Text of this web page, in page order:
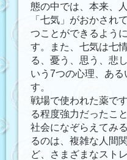
態の中では、本来、
「七気」がおかされ
つことができるよう
す。また、七気は七
る、憂う、思う、悲
いう7つの心理、ある
す。
戦場で使われた薬で
る程度強力だったこ
社会になぞらえてみ
るのは、複雑な人間
ど、さまざまなスト